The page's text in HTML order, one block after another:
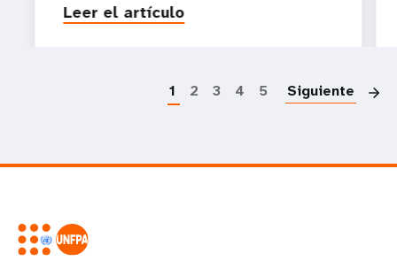
Leer el artículo
1 2 3 4 5 Siguiente